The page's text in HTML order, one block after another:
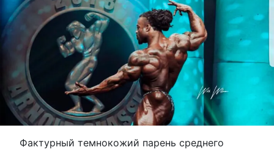
Фактурный темнокожий парень среднего